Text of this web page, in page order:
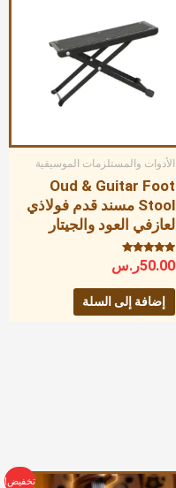
الأدوات والمستلزمات الموسيقية
Oud & Guitar Foot
Stool مسند قدم فولاذي
لعازفي العود والجيتار
تم التقييم
5.00
50.00ر.س
إضافة إلى السلة
تخفيض!
السعر
السعر